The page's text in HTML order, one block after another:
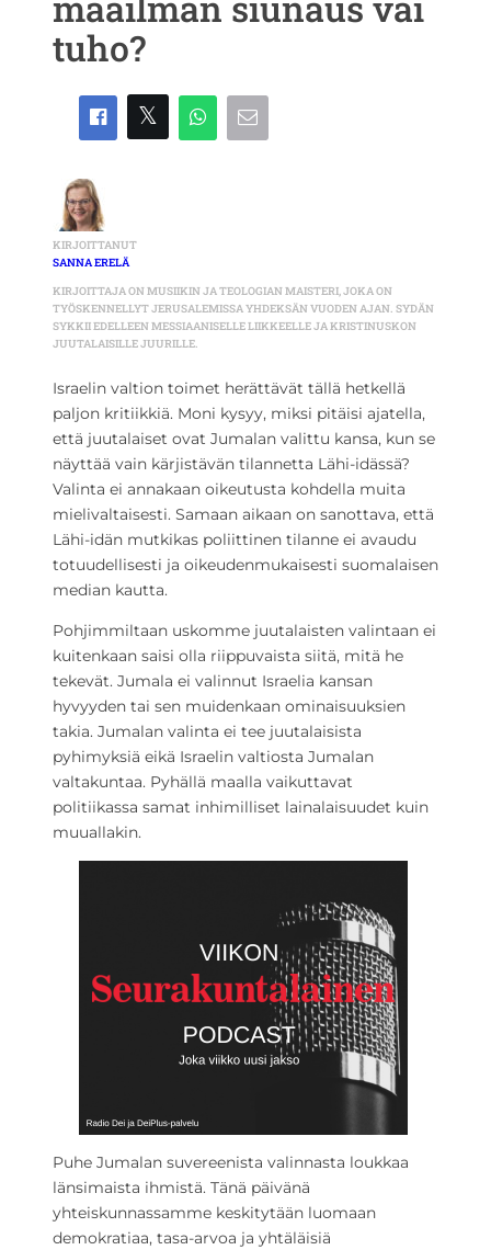
tuho?
KIRJOITTANUT
SANNA ERELÄ
KIRJOITTAJA ON MUSIIKIN JA TEOLOGIAN MAISTERI, JOKA ON
TYÖSKENNELLYT JERUSALEMISSA YHDEKSÄN VUODEN AJAN. SYDÄN
SYKKII EDELLEEN MESSIAANISELLE LIIKKEELLE JA KRISTINUSKON
JUUTALAISILLE JUURILLE.
Israelin valtion toimet herättävät tällä hetkellä
paljon kritiikkiä. Moni kysyy, miksi pitäisi ajatella,
että juutalaiset ovat Jumalan valittu kansa, kun se
näyttää vain kärjistävän tilannetta Lähi-idässä?
Valinta ei annakaan oikeutusta kohdella muita
mielivaltaisesti. Samaan aikaan on sanottava, että
Lähi-idän mutkikas poliittinen tilanne ei avaudu
totuudellisesti ja oikeudenmukaisesti suomalaisen
median kautta.
Pohjimmiltaan uskomme juutalaisten valintaan ei
kuitenkaan saisi olla riippuvaista siitä, mitä he
tekevät. Jumala ei valinnut Israelia kansan
hyvyyden tai sen muidenkaan ominaisuuksien
takia. Jumalan valinta ei tee juutalaisista
pyhimyksiä eikä Israelin valtiosta Jumalan
valtakuntaa. Pyhällä maalla vaikuttavat
politiikassa samat inhimilliset lainalaisuudet kuin
muuallakin.
Puhe Jumalan suvereenista valinnasta loukkaa
länsimaista ihmistä. Tänä päivänä
yhteiskunnassamme keskitytään luomaan
demokratiaa, tasa-arvoa ja yhtäläisiä